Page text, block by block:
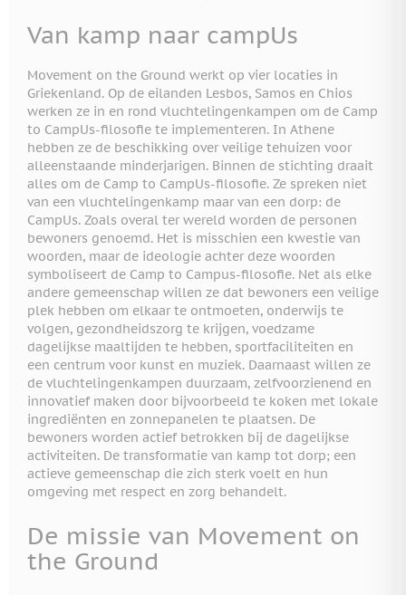
Van kamp naar campUs
Movement on the Ground werkt op vier locaties in
Griekenland. Op de eilanden Lesbos, Samos en Chios
werken ze in en rond vluchtelingenkampen om de Camp
to CampUs-filosofie te implementeren. In Athene
hebben ze de beschikking over veilige tehuizen voor
alleenstaande minderjarigen. Binnen de stichting draait
alles om de Camp to CampUs-filosofie. Ze spreken niet
van een vluchtelingenkamp maar van een dorp: de
CampUs. Zoals overal ter wereld worden de personen
bewoners genoemd. Het is misschien een kwestie van
woorden, maar de ideologie achter deze woorden
symboliseert de Camp to Campus-filosofie. Net als elke
andere gemeenschap willen ze dat bewoners een veilige
plek hebben om elkaar te ontmoeten, onderwijs te
volgen, gezondheidszorg te krijgen, voedzame
dagelijkse maaltijden te hebben, sportfaciliteiten en
een centrum voor kunst en muziek. Daarnaast willen ze
de vluchtelingenkampen duurzaam, zelfvoorzienend en
innovatief maken door bijvoorbeeld te koken met lokale
ingrediënten en zonnepanelen te plaatsen. De
bewoners worden actief betrokken bij de dagelijkse
activiteiten. De transformatie van kamp tot dorp; een
actieve gemeenschap die zich sterk voelt en hun
omgeving met respect en zorg behandelt.
De missie van Movement on
the Ground